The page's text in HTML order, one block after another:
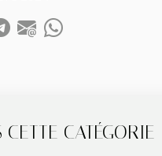
CETTE CATÉGORIE